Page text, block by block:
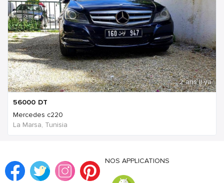
2 ans Il ya
56000 DT
Mercedes c220
La Marsa, Tunisia
NOS APPLICATIONS